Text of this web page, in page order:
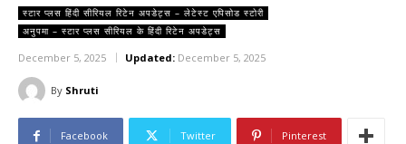
स्टार प्लस हिंदी सीरियल रिटेन अपडेट्स – लेटेस्ट एपिसोड स्टोरी
अनुपमा – स्टार प्लस सीरियल के हिंदी रिटेन अपडेट्स
December 5, 2025 Updated: December 5, 2025
By Shruti
Facebook Twitter Pinterest